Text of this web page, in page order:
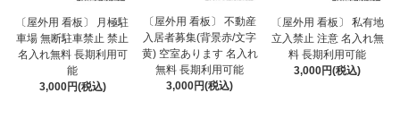
〔屋外用 看板〕 月極駐
車場 無断駐車禁止 禁止
名入れ無料 長期利用可
能
3,000円(税込)
〔屋外用 看板〕 不動産
入居者募集(背景赤/文字
黄) 空室あります 名入れ
無料 長期利用可能
3,000円(税込)
〔屋外用 看板〕 私有地
立入禁止 注意 名入れ無
料 長期利用可能
3,000円(税込)